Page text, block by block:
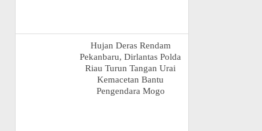
Hujan Deras Rendam
Pekanbaru, Dirlantas Polda
Riau Turun Tangan Urai
Kemacetan Bantu
Pengendara Mogo